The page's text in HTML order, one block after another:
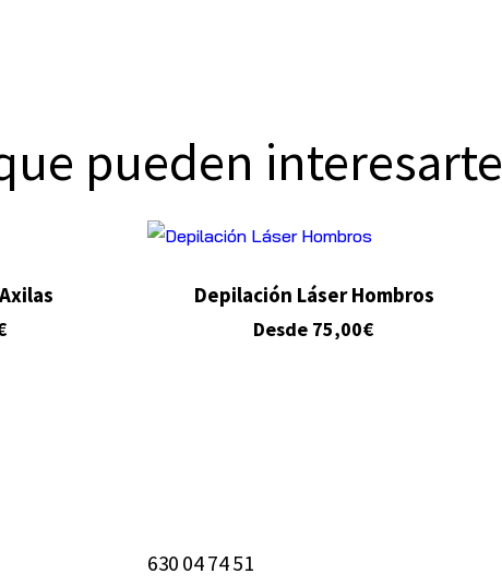
pueden interesarte
Depilación Láser Hombros
Desde 75,00€
630 04 74 51